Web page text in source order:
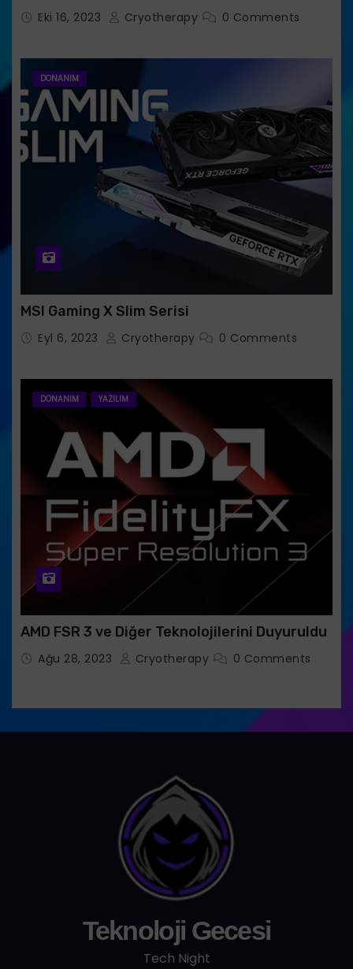
Eki 16, 2023 Cryotherapy 0 Comments
DONANIM
MSI Gaming X Slim Serisi
Eyl 6, 2023 Cryotherapy 0 Comments
DONANIM YAZILIM
AMD FSR 3 ve Diğer Teknolojilerini Duyuruldu
Ağu 28, 2023 Cryotherapy 0 Comments
Teknoloji Gecesi
Tech Night